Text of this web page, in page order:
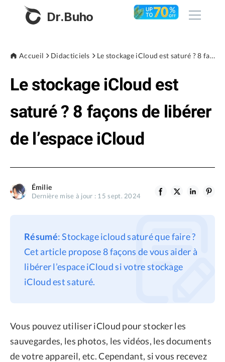
Dr.Buho
Produits
BuhoCleaner
BuhoRepair
BuhoLaunchpad
Boutique
Blog
L'entreprise
Confidentialité
Conditions générales
Politique de
Accueil Didacticiels Le stockage iCloud est saturé ? 8 façons de libérer de l’espace iCloud
Le stockage iCloud est
saturé ? 8 façons de libérer
de l’espace iCloud
Émilie
Dernière mise à jour : 15 sept. 2024
Résumé: Stockage icloud saturé que faire ?
Cet article propose 8 façons de vous aider à
libérer l’espace iCloud si votre stockage
iCloud est saturé.
Vous pouvez utiliser iCloud pour stocker les
sauvegardes, les photos, les vidéos, les documents
de votre appareil, etc. Cependant, si vous recevez